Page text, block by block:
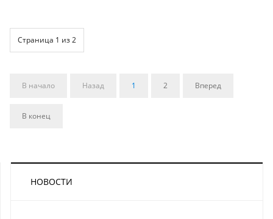
Страница 1 из 2
В начало Назад 1 2 Вперед
В конец
НОВОСТИ